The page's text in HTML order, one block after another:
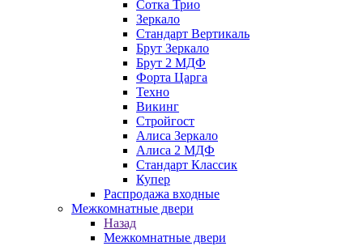
Сотка Трио
Зеркало
Стандарт Вертикаль
Брут Зеркало
Брут 2 МДФ
Форта Царга
Техно
Викинг
Стройгост
Алиса Зеркало
Алиса 2 МДФ
Стандарт Классик
Купер
Распродажа входные
Межкомнатные двери
Назад
Межкомнатные двери